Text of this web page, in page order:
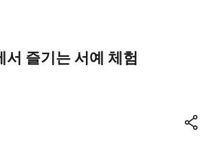
서 즐기는 서예 체험